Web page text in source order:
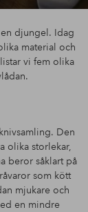
en djungel. Idag
material och
vi fem olika
Den
olika storlekar,
beror såklart på
som kött
mjukare och
en mindre